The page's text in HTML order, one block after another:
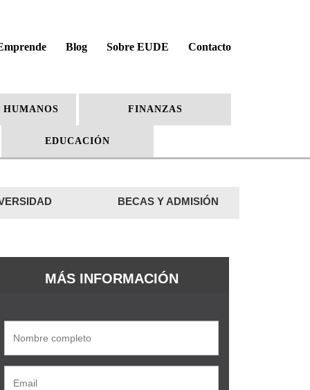
Blog Sobre EUDE Contacto
HUMANOS FINANZAS
EDUCACIÓN
BECAS Y ADMISIÓN
MÁS INFORMACIÓN